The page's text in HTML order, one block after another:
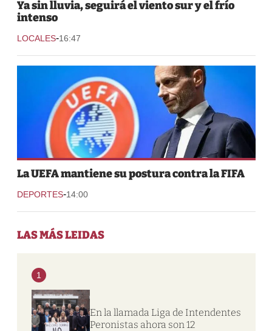
Ya sin lluvia, seguirá el viento sur y el frío
intenso
LOCALES-16:47
La UEFA mantiene su postura contra la FIFA
DEPORTES-14:00
LAS MÁS LEIDAS
1
En la llamada Liga de Intendentes
Peronistas ahora son 12